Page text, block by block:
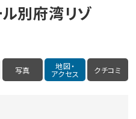
別府湾リゾ
写真 地図・
アクセス クチコミ